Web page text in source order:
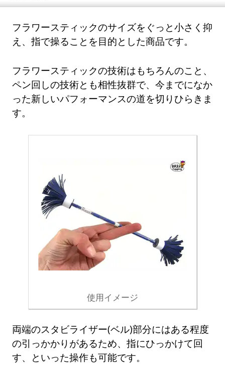
フラワースティックのサイズをぐっと小さく抑
え、指で操ることを目的とした商品です。
フラワースティックの技術はもちろんのこと、
ペン回しの技術とも相性抜群で、今までになか
った新しいパフォーマンスの道を切りひらきま
す。
使用イメージ
両端のスタビライザー(ベル)部分にはある程度
の引っかかりがあるため、指にひっかけて回
す、といった操作も可能です。